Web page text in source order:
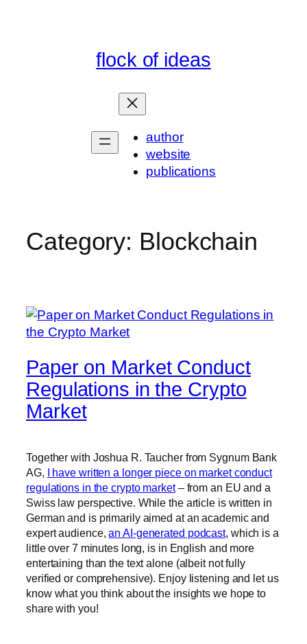
flock of ideas
author
website
publications
Category: Blockchain
Paper on Market Conduct
Regulations in the Crypto
Market
Together with Joshua R. Taucher from Sygnum Bank
AG,
I have written a longer piece on market conduct
regulations in the crypto market– from an EU and a
Swiss law perspective. While the article is written in
German and is primarily aimed at an academic and
expert audience,an AI-generated podcast, which is a
little over 7 minutes long, is in English and more
entertaining than the text alone (albeit not fully
verified or comprehensive). Enjoy listening and let us
know what you think about the insights we hope to
share with you!